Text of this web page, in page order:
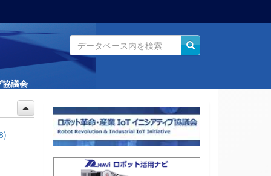
議会